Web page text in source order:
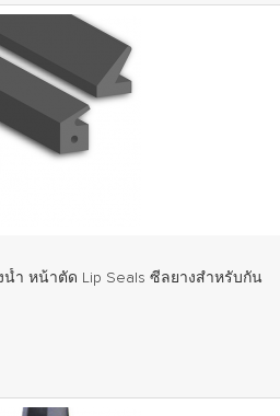
น้ำ หน้าตัด Lip Seals ซีลยางสำหรับกัน